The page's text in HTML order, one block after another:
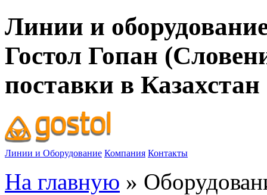
Линии и
Гостол Гопан
поставки в Казахстан
Линии и Оборудование Компания Контакты
На главную »